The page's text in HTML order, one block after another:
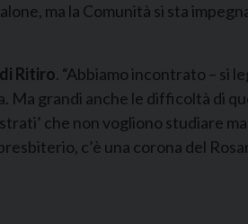
ma la Comunità si sta
Ritiro. “Abbiamo incontrato – si
Ma grandi anche le difficoltà di
che non vogliono studiare
c’è una corona del